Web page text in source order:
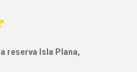
reserva Isla Plana,